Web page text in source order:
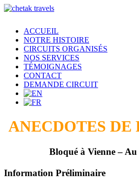
ACCUEIL
NOTRE HISTOIRE
CIRCUITS ORGANISÉS
NOS SERVICES
TÉMOIGNAGES
CONTACT
DEMANDE CIRCUIT
ANECDOTES DE
Bloqué à Vienne – Au
Information Préliminaire